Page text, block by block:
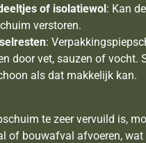
of isolatiewol : Kan
verstoren.
:
door vet, sauzen of vocht.
als dat makkelijk kan.
te zeer vervuild is,
of bouwafval afvoeren, wat